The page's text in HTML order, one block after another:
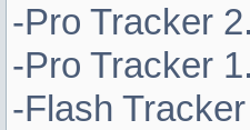
-Pro Tracker
-Pro Tracker
-Flash